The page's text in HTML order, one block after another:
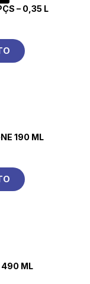
– 0,35 L
190 ML
490 ML